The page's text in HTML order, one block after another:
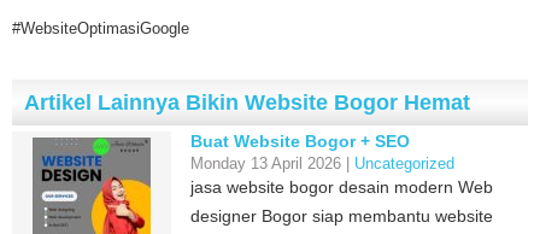
#WebsiteOptimasiGoogle
Artikel Lainnya Bikin Website Bogor Hemat
Buat Website Bogor + SEO
Monday 13 April 2026 | Uncategorized
jasa website bogor desain modern Web
designer Bogor siap membantu website